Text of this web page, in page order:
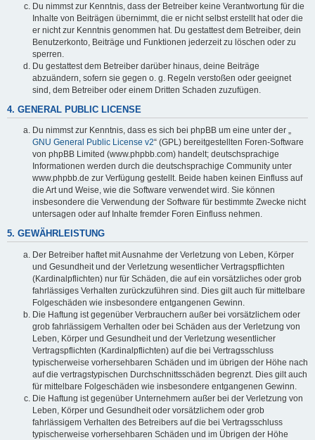
Du nimmst zur Kenntnis, dass der Betreiber keine Verantwortung für die
Inhalte von Beiträgen übernimmt, die er nicht selbst erstellt hat oder die
er nicht zur Kenntnis genommen hat. Du gestattest dem Betreiber, dein
Benutzerkonto, Beiträge und Funktionen jederzeit zu löschen oder zu
sperren.
Du gestattest dem Betreiber darüber hinaus, deine Beiträge
abzuändern, sofern sie gegen o. g. Regeln verstoßen oder geeignet
sind, dem Betreiber oder einem Dritten Schaden zuzufügen.
4. GENERAL PUBLIC LICENSE
Du nimmst zur Kenntnis, dass es sich bei phpBB um eine unter der „
GNU General Public License v2“ (GPL) bereitgestellten Foren-Software
von phpBB Limited (www.phpbb.com) handelt; deutschsprachige
Informationen werden durch die deutschsprachige Community unter
www.phpbb.de zur Verfügung gestellt. Beide haben keinen Einfluss auf
die Art und Weise, wie die Software verwendet wird. Sie können
insbesondere die Verwendung der Software für bestimmte Zwecke nicht
untersagen oder auf Inhalte fremder Foren Einfluss nehmen.
5. GEWÄHRLEISTUNG
Der Betreiber haftet mit Ausnahme der Verletzung von Leben, Körper
und Gesundheit und der Verletzung wesentlicher Vertragspflichten
(Kardinalpflichten) nur für Schäden, die auf ein vorsätzliches oder grob
fahrlässiges Verhalten zurückzuführen sind. Dies gilt auch für mittelbare
Folgeschäden wie insbesondere entgangenen Gewinn.
Die Haftung ist gegenüber Verbrauchern außer bei vorsätzlichem oder
grob fahrlässigem Verhalten oder bei Schäden aus der Verletzung von
Leben, Körper und Gesundheit und der Verletzung wesentlicher
Vertragspflichten (Kardinalpflichten) auf die bei Vertragsschluss
typischerweise vorhersehbaren Schäden und im übrigen der Höhe nach
auf die vertragstypischen Durchschnittsschäden begrenzt. Dies gilt auch
für mittelbare Folgeschäden wie insbesondere entgangenen Gewinn.
Die Haftung ist gegenüber Unternehmern außer bei der Verletzung von
Leben, Körper und Gesundheit oder vorsätzlichem oder grob
fahrlässigem Verhalten des Betreibers auf die bei Vertragsschluss
typischerweise vorhersehbaren Schäden und im Übrigen der Höhe